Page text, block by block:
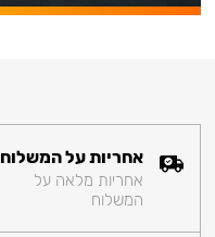
אחריות על המשלוח
אחריות מלאה על
המשלוח